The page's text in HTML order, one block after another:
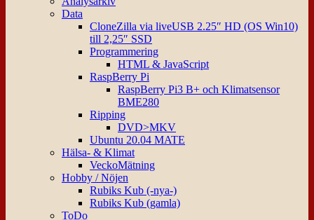
Data
CloneZilla via liveUSB 2.25″ HD (OS Win10)
till 2,25″ SSD
Programmering
HTML & JavaScript
RaspBerry Pi
RaspBerry Pi3 B+ och Klimatsensor
BME280
Ripping
DVD>MKV
Ubuntu 20.04 MATE
Hälsa- & Klimat
VeckoMätning
Hobby / Nöjen
Rubiks Kub (-nya-)
Rubiks Kub (gamla)
ToDo